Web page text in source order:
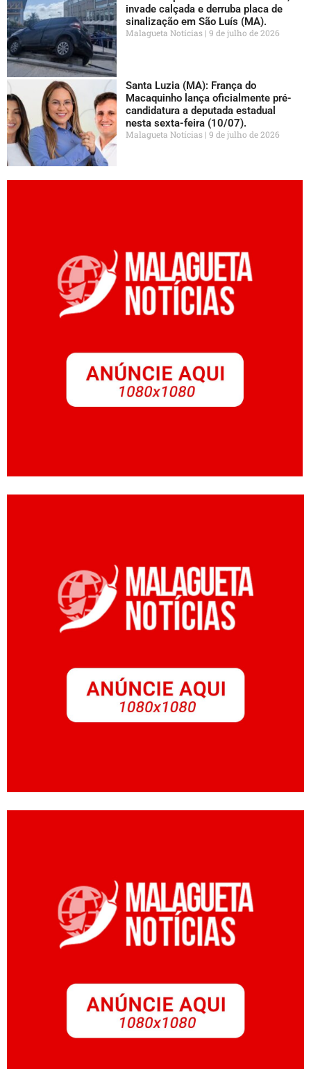
invade calçada e derruba placa de
sinalização em São Luís (MA).
Malagueta Notícias 9 de julho de 2026
Santa Luzia (MA): França do
Macaquinho lança oficialmente pré-
candidatura a deputada estadual
nesta sexta-feira (10/07).
Malagueta Notícias 9 de julho de 2026